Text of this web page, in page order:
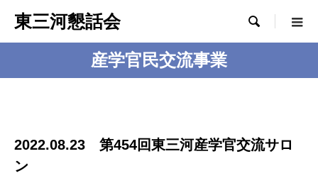
東三河懇話会 
産学官民交流事業
2022.08.23 第454回東三河産学官交流サロ
ン